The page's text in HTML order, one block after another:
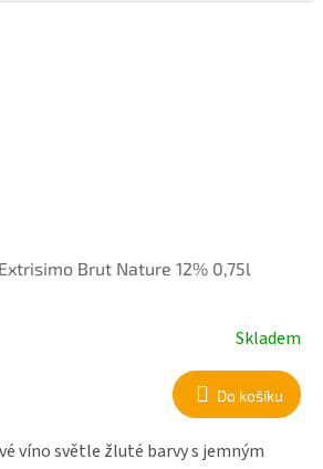
Brut Nature 12% 0,75l
Skladem
Do košíku
víno světle žluté barvy s jemným